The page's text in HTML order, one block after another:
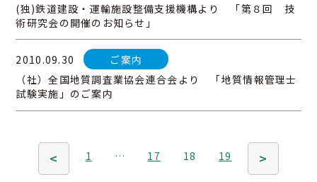
(独)鉄道建設・運輸施設整備支援機構より 「第８回 技
術研究会の開催のお知らせ」
2010.09.30
ご案内
（社）全国地質調査業協会連合会より 「地質情報管理士
試験実施」のご案内
< 1 … 17 18 19 >